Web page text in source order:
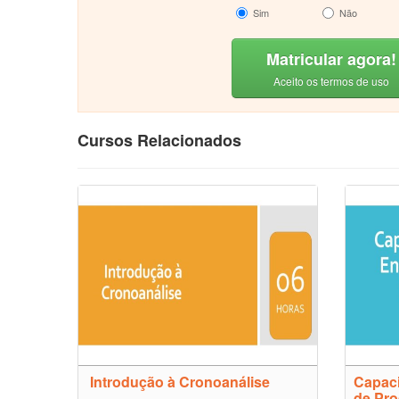
Sim
Não
Matricular agora!
Aceito os termos de uso
Cursos Relacionados
Introdução à Cronoanálise